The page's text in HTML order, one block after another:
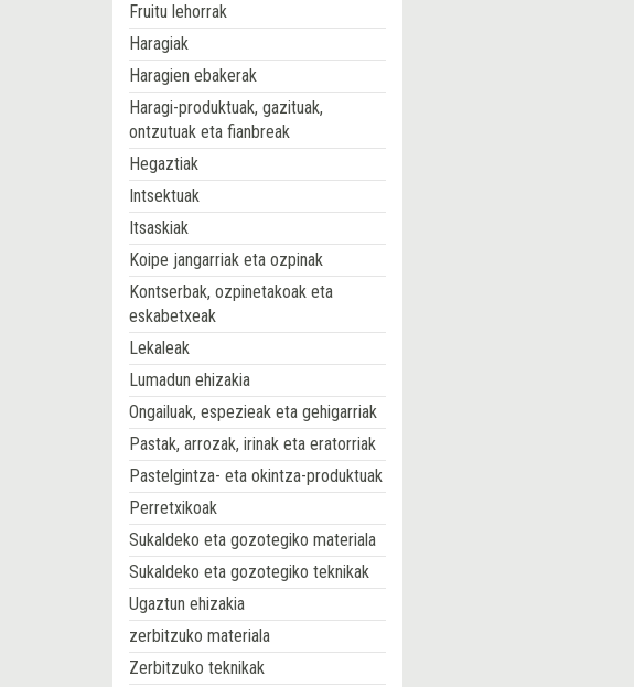
Fruitu lehorrak
Haragiak
Haragien ebakerak
Haragi-produktuak, gazituak,
ontzutuak eta fianbreak
Hegaztiak
Intsektuak
Itsaskiak
Koipe jangarriak eta ozpinak
Kontserbak, ozpinetakoak eta
eskabetxeak
Lekaleak
Lumadun ehizakia
Ongailuak, espezieak eta gehigarriak
Pastak, arrozak, irinak eta eratorriak
Pastelgintza- eta okintza-produktuak
Perretxikoak
Sukaldeko eta gozotegiko materiala
Sukaldeko eta gozotegiko teknikak
Ugaztun ehizakia
zerbitzuko materiala
Zerbitzuko teknikak